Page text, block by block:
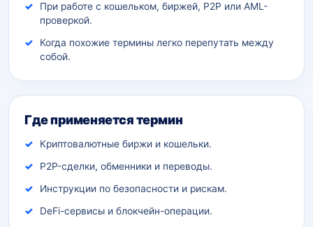
При работе с кошельком, биржей, P2P или AML-
проверкой.
Когда похожие термины легко перепутать между
собой.
Где применяется термин
Криптовалютные биржи и кошельки.
P2P-сделки, обменники и переводы.
Инструкции по безопасности и рискам.
DeFi-сервисы и блокчейн-операции.